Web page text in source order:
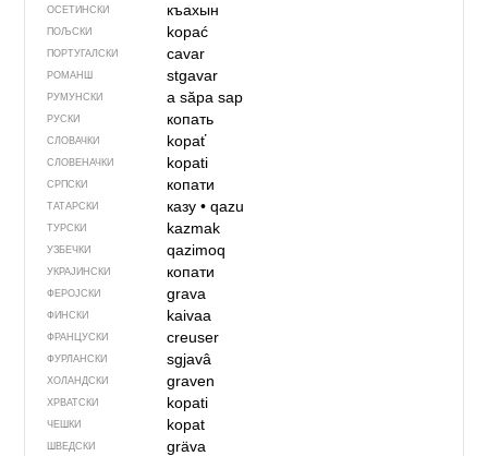
ОСЕТИНСКИ къахын
ПОЉСКИ kopać
ПОРТУГАЛСКИ cavar
РОМАНШ stgavar
РУМУНСКИ a săpasap
РУСКИ копать
СЛОВАЧКИ kopať
СЛОВЕНАЧКИ kopati
СРПСКИ копати
ТАТАРСКИ казу• qazu
ТУРСКИ kazmak
УЗБЕЧКИ qazimoq
УКРАЈИНСКИ копати
ФЕРОЈСКИ grava
ФИНСКИ kaivaa
ФРАНЦУСКИ creuser
ФУРЛАНСКИ sgjavâ
ХОЛАНДСКИ graven
ХРВАТСКИ kopati
ЧЕШКИ kopat
ШВЕДСКИ gräva